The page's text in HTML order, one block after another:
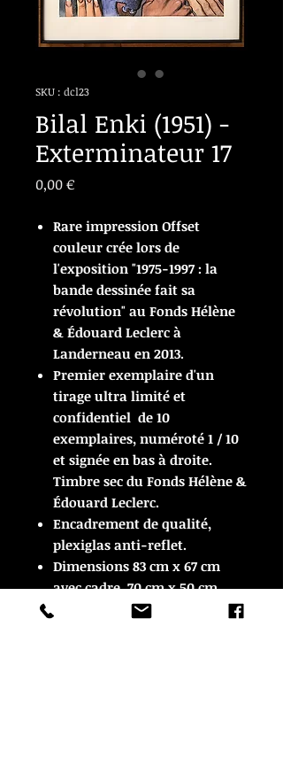
SKU : dcl23
Bilal Enki (1951) -
Exterminateur 17
0,00 €Prix
Rare impression Offset
couleur crée lors de
l'exposition "1975-1997 : la
bande dessinée fait sa
révolution" au Fonds Hélène
& Édouard Leclerc à
Landerneau en 2013.
Premier exemplaire d'un
tirage ultra limité et
confidentiel de 10
exemplaires, numéroté 1 / 10
et signée en bas à droite.
Timbre sec du Fonds Hélène &
Édouard Leclerc.
Encadrement de qualité,
plexiglas anti-reflet.
Dimensions 83 cm x 67 cm
avec cadre, 70 cm x 50 cm